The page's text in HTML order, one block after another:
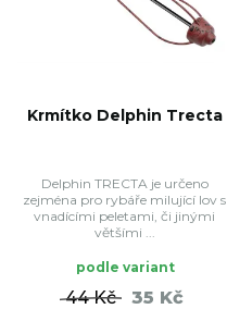
Krmítko Delphin Trecta
Delphin TRECTA je určeno
zejména pro rybáře milující lov s
vnadícími peletami, či jinými
většími ...
podle variant
44 Kč 35 Kč